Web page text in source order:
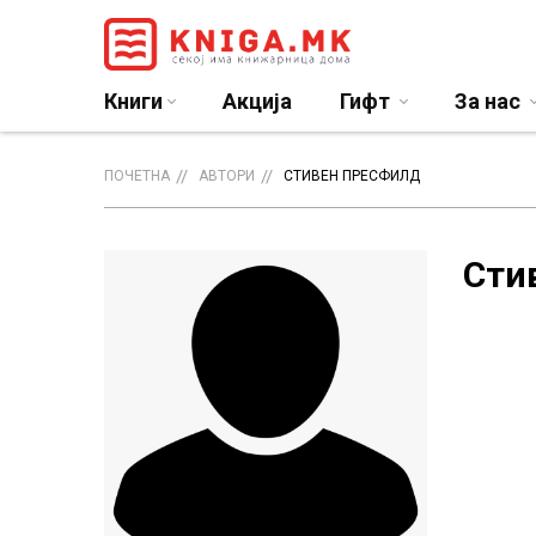
Книги Акција Гифт За нас
ПОЧЕТНА АВТОРИ СТИВЕН ПРЕСФИЛД